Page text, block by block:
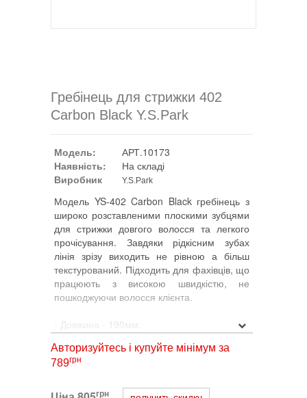
Гребінець для стрижки 402
Carbon Black Y.S.Park
Модель:
АРТ.10173
Наявність:
На складі
Виробник
Y.S.Park
Модель YS-402 Carbon Black гребінець з
широко розставленими плоскими зубцями
для стрижки довгого волосся та легкого
прочісування. Завдяки рідкісним зубах
лінія зрізу виходить не рівною а більш
текстурований. Підходить для фахівців, що
працюють з високою швидкістю, не
пошкоджуючи волосся клієнта.
- Довжина - 190мм.
- Матеріал - термостійкий, легкий пластик
«IMIDO», до 220 градусів.
- Перший укорочений зубець дозволяє
- Отвори в обушком гребінця, розташовані
Авторизуйтесь і купуйте мінімум за
789грн
грн